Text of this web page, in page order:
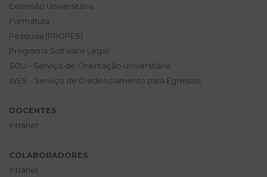
Extensão Universitária
Formatura
Pesquisa (PROPES)
Programa Software Legal
SOU – Serviço de Orientação Universitária
WES – Serviço de Credenciamento para Egressos
DOCENTES
Intranet
COLABORADORES
Intranet